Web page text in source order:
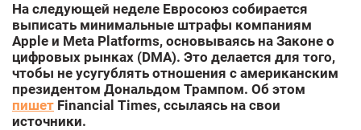
На следующей неделе Евросоюз собирается
выписать минимальные штрафы компаниям
Apple и Meta Platforms, основываясь на Законе о
цифровых рынках (DMA). Это делается для того,
чтобы не усугублять отношения с американским
президентом Дональдом Трампом. Об этом
пишет Financial Times, ссылаясь на свои
источники.